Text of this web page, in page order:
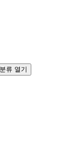
류 열기